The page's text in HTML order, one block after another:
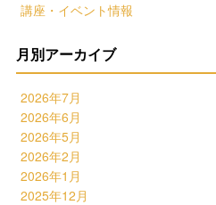
講座・イベント情報
月別アーカイブ
2026年7月
2026年6月
2026年5月
2026年2月
2026年1月
2025年12月